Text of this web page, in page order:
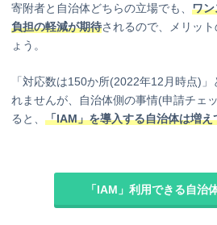
寄附者と自治体どちらの立場でも、 ワン
負担の軽減が期待されるので、メリッ
ょう。
「対応数は150か所(2022年12月時点)
れませんが、自治体側の事情(申請チェ
ると、 「IAM」を導入する自治体は増え
「IAM」利用できる自治